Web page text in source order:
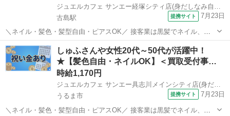
古島駅
提携サイト 7月23日
＼ネイル・髪色・髪型自由・ピアスOK／ 接客業は黒髪でネイル、ア
クセサリー禁止なお店が多いけど ジュエルカフェでは、すべてが自由
です★ オシャレをしながらあなたらしく働けます！ ※常識の範囲内で
お願いします。 ★月10万以...
沖縄 浦添市 古島駅 アパレル
しゅふさんや女性20代～50代が活躍中！
★【髪色自由・ネイルOK】＜買取受付事…
時給1,170円
ジュエルカフェ サンエー具志川メインシティ店(身だしなみ自由2)
うるま市
提携サイト 7月23日
＼ネイル・髪色・髪型自由・ピアスOK／ 接客業は黒髪でネイル、ア